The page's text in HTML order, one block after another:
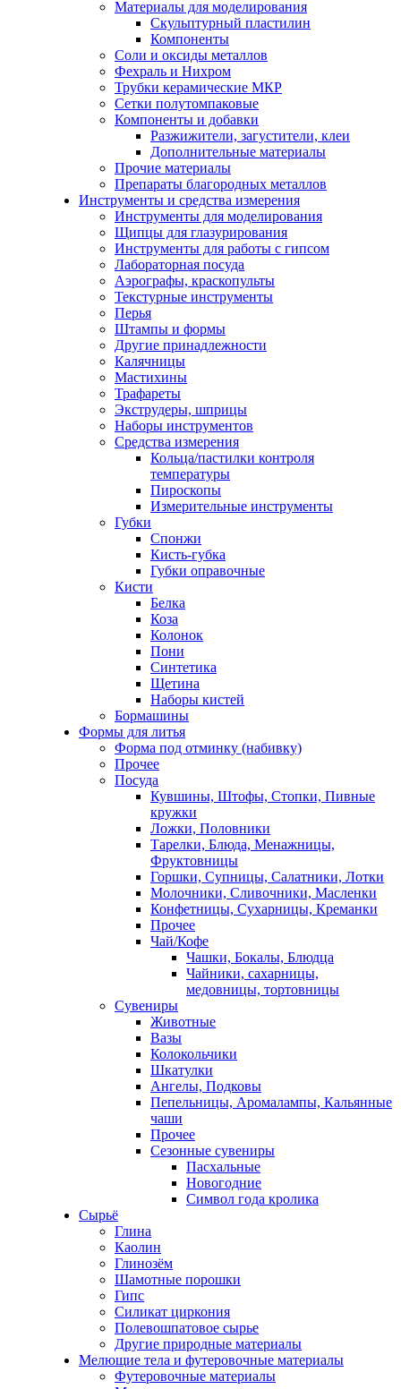
Материалы для моделирования
Скульптурный пластилин
Компоненты
Соли и оксиды металлов
Фехраль и Нихром
Трубки керамические МКР
Сетки полутомпаковые
Компоненты и добавки
Разжижители, загустители, клеи
Дополнительные материалы
Прочие материалы
Препараты благородных металлов
Инструменты и средства измерения
Инструменты для моделирования
Щипцы для глазурирования
Инструменты для работы с гипсом
Лабораторная посуда
Аэрографы, краскопульты
Текстурные инструменты
Перья
Штампы и формы
Другие принадлежности
Калячницы
Мастихины
Трафареты
Экструдеры, шприцы
Наборы инструментов
Средства измерения
Кольца/пастилки контроля
температуры
Пироскопы
Измерительные инструменты
Губки
Спонжи
Кисть-губка
Губки оправочные
Кисти
Белка
Коза
Колонок
Пони
Синтетика
Щетина
Наборы кистей
Бормашины
Формы для литья
Форма под отминку (набивку)
Прочее
Посуда
Кувшины, Штофы, Стопки, Пивные
кружки
Ложки, Половники
Тарелки, Блюда, Менажницы,
Фруктовницы
Горшки, Супницы, Салатники, Лотки
Молочники, Сливочники, Масленки
Конфетницы, Сухарницы, Креманки
Прочее
Чай/Кофе
Чашки, Бокалы, Блюдца
Чайники, сахарницы,
медовницы, тортовницы
Сувениры
Животные
Вазы
Колокольчики
Шкатулки
Ангелы, Подковы
Пепельницы, Аромалампы, Кальянные
чаши
Прочее
Сезонные сувениры
Пасхальные
Новогодние
Символ года кролика
Сырьё
Глина
Каолин
Глинозём
Шамотные порошки
Гипс
Силикат циркония
Полевошпатовое сырье
Другие природные материалы
Мелющие тела и футеровочные материалы
Футеровочные материалы